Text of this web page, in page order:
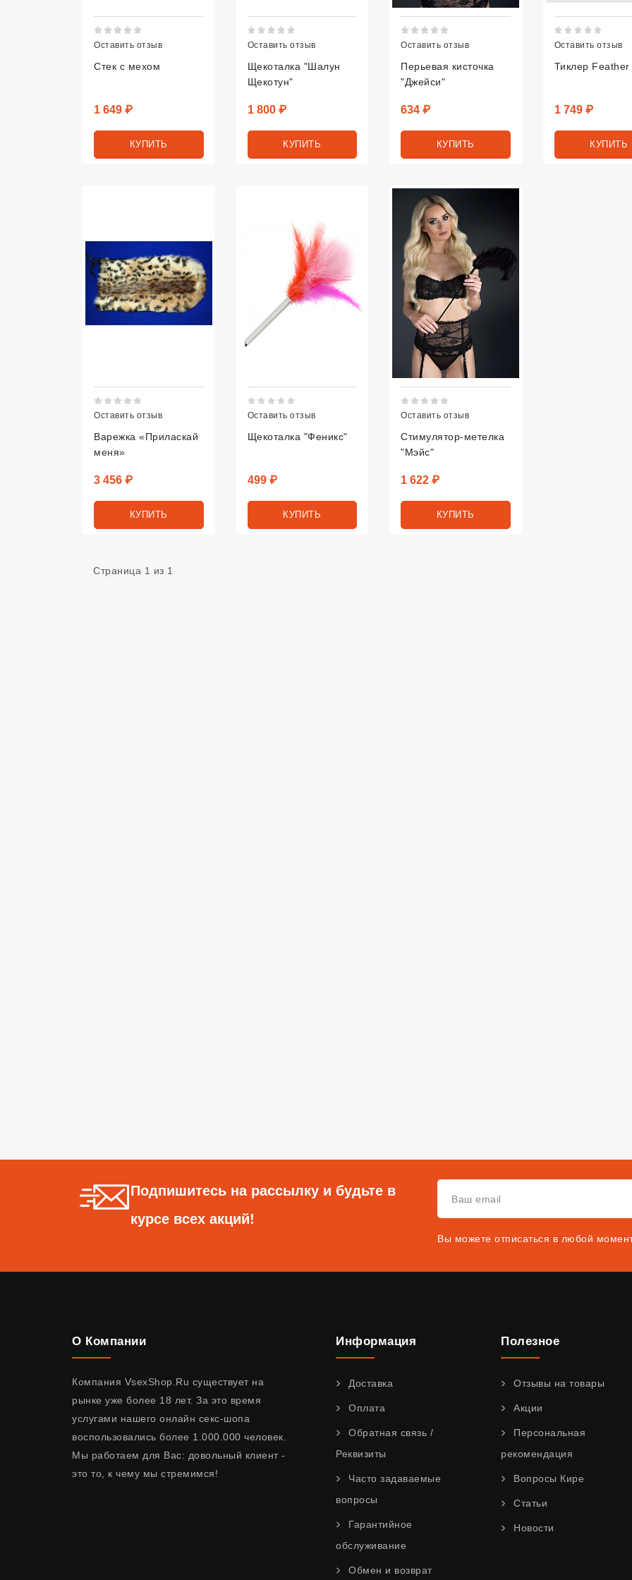
Оставить отзыв
Стек с мехом
Цена
1 649 ₽
КУПИТЬ
Оставить отзыв
Щекоталка "Шалун
Щекотун"
Цена
1 800 ₽
КУПИТЬ
Оставить отзыв
Перьевая кисточка
"Джейси"
Цена
634 ₽
КУПИТЬ
Оставить отзыв
Тиклер Feather
Цена
1 749 ₽
КУПИТЬ
Оставить отзыв
Варежка «Приласкай
меня»
Цена
3 456 ₽
КУПИТЬ
Оставить отзыв
Щекоталка "Феникс"
Цена
499 ₽
КУПИТЬ
Оставить отзыв
Стимулятор-метелка
"Мэйс"
Цена
1 622 ₽
КУПИТЬ
Страница 1 из 1
Подпишитесь на рассылку и будьте в
курсе всех акций!
Вы можете отписаться в любой
О Компании
Компания VsexShop.Ru существует на
рынке уже более 18 лет. За это время
услугами нашего онлайн секс-шопа
воспользовались более 1.000.000 человек.
Мы работаем для Вас: довольный клиент -
это то, к чему мы стремимся!
Информация
Доставка
Оплата
Обратная связь /
Реквизиты
Часто задаваемые
вопросы
Гарантийное
обслуживание
Обмен и возврат
Полезное
Отзывы на товары
Акции
Персональная
рекомендация
Вопросы Кире
Статьи
Новости